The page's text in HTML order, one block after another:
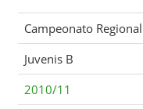
Campeonato Regional
Juvenis B
2010/11